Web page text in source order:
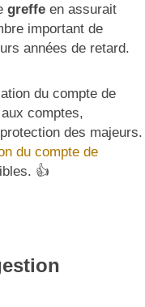
greffeen assurait
important de
années de retard.
du compte de
comptes,
des majeurs.
du compte de
👍